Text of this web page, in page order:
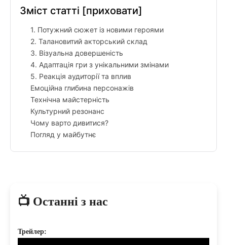
Зміст статті [приховати]
1. Потужний сюжет із новими героями
2. Талановитий акторський склад
3. Візуальна довершеність
4. Адаптація гри з унікальними змінами
5. Реакція аудиторії та вплив
Емоційна глибина персонажів
Технічна майстерність
Культурний резонанс
Чому варто дивитися?
Погляд у майбутнє
📺 Останні з нас
Трейлер: